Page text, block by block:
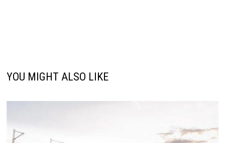
YOU MIGHT ALSO LIKE